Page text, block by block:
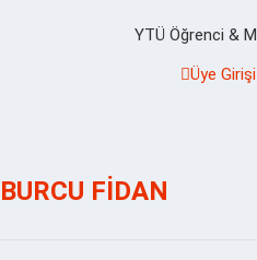
YTÜ Öğrenci &
Üye
BURCU FIDAN